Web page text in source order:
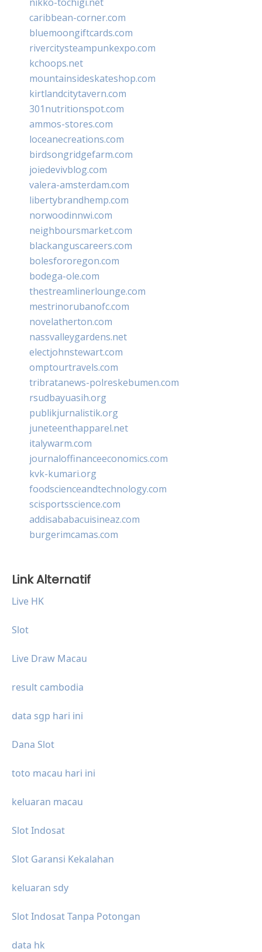
caribbean-corner.com
bluemoongiftcards.com
rivercitysteampunkexpo.com
kchoops.net
mountainsideskateshop.com
kirtlandcitytavern.com
301nutritionspot.com
ammos-stores.com
loceanecreations.com
birdsongridgefarm.com
joiedevivblog.com
valera-amsterdam.com
libertybrandhemp.com
norwoodinnwi.com
neighboursmarket.com
blackanguscareers.com
bolesfororegon.com
bodega-ole.com
thestreamlinerlounge.com
mestrinorubanofc.com
novelatherton.com
nassvalleygardens.net
electjohnstewart.com
omptourtravels.com
tribratanews-polreskebumen.com
rsudbayuasih.org
publikjurnalistik.org
juneteenthapparel.net
italywarm.com
journaloffinanceeconomics.com
kvk-kumari.org
foodscienceandtechnology.com
scisportsscience.com
addisababacuisineaz.com
burgerimcamas.com
Link Alternatif
Live HK
Slot
Live Draw Macau
result cambodia
data sgp hari ini
Dana Slot
toto macau hari ini
keluaran macau
Slot Indosat
Slot Garansi Kekalahan
keluaran sdy
Slot Indosat Tanpa Potongan
data hk